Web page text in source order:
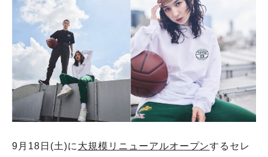
9⽉18⽇(⼟)に ⼤規模リニューアルオープンするセレ